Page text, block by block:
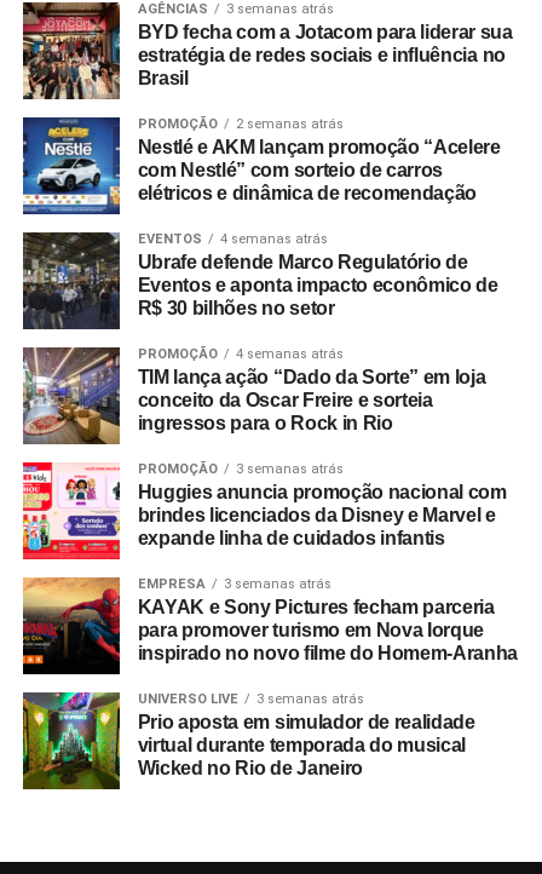
AGÊNCIAS 3 semanas atrás
BYD fecha com a Jotacom para liderar sua
estratégia de redes sociais e influência no
Brasil
PROMOÇÃO 2 semanas atrás
Nestlé e AKM lançam promoção “Acelere
com Nestlé” com sorteio de carros
elétricos e dinâmica de recomendação
EVENTOS 4 semanas atrás
Ubrafe defende Marco Regulatório de
Eventos e aponta impacto econômico de
R$ 30 bilhões no setor
PROMOÇÃO 4 semanas atrás
TIM lança ação “Dado da Sorte” em loja
conceito da Oscar Freire e sorteia
ingressos para o Rock in Rio
PROMOÇÃO 3 semanas atrás
Huggies anuncia promoção nacional com
brindes licenciados da Disney e Marvel e
expande linha de cuidados infantis
EMPRESA 3 semanas atrás
KAYAK e Sony Pictures fecham parceria
para promover turismo em Nova Iorque
inspirado no novo filme do Homem-Aranha
UNIVERSO LIVE 3 semanas atrás
Prio aposta em simulador de realidade
virtual durante temporada do musical
Wicked no Rio de Janeiro